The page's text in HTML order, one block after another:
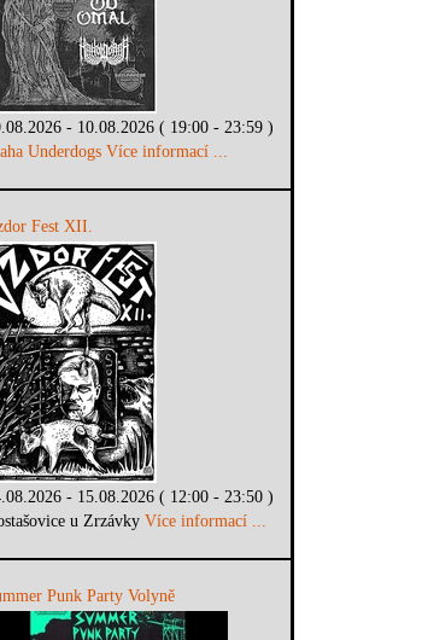
- 10.08.2026 ( 19:00 - 23:59 )
Underdogs Více informací ...
Fest XII.
- 15.08.2026 ( 12:00 - 23:50 )
u ZrzávkyVíce informací ...
Punk Party Volyně